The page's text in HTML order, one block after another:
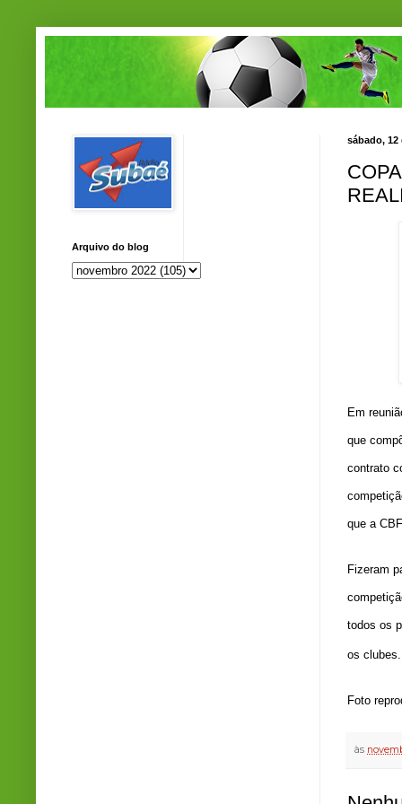
sábado, 12
Em
que
contrato
que a
Fizeram
todos os
os clubes.
Foto
às
Arquivo do blog